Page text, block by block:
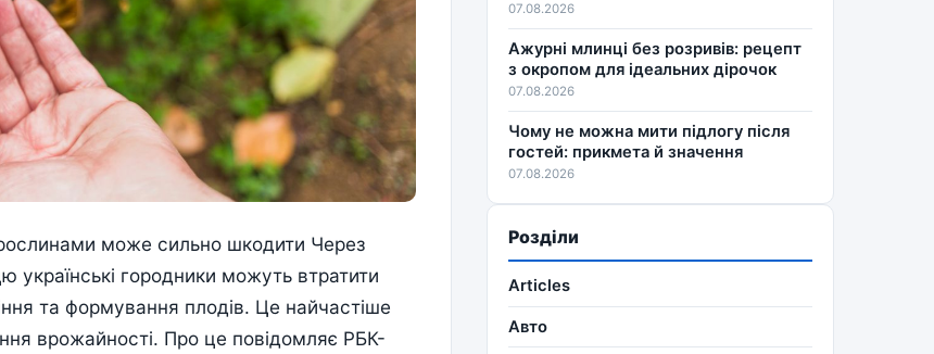
може сильно шкодити Через
городники можуть втратити
та формування плодів. Це найчастіше
врожайності. Про це повідомляє РБК-
07.08.2026
Ажурні млинці без розривів: рецепт
з окропом для ідеальних дірочок
07.08.2026
Чому не можна мити підлогу після
гостей: прикмета й значення
07.08.2026
Розділи
Articles
Авто